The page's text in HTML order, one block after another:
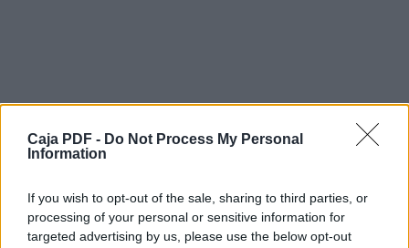
Caja PDF - Do Not Process My Personal
Information
If you wish to opt-out of the sale, sharing to third parties, or
processing of your personal or sensitive information for
targeted advertising by us, please use the below opt-out
Desde la ventana se veía el río.
esconden una espantosa amenaza. Aunque
cuando el cielo estaba despejado el agua
iluminaba la orilla realzaba el verde de la
vegetación que allí crecía, por alguna